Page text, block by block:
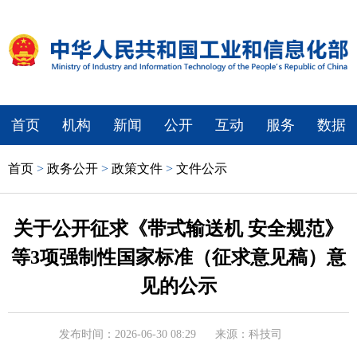
首页 机构 新闻 公开 互动 服务 数据
首页 > 政务公开 > 政策文件 > 文件公示
关于公开征求《带式输送机 安全规范》
等3项强制性国家标准（征求意见稿）意
见的公示
发布时间：2026-06-30 08:29 来源：科技司